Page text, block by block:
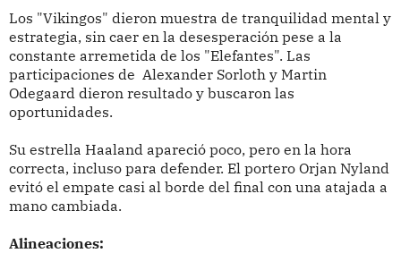
Los "Vikingos" dieron muestra de tranquilidad mental y
estrategia, sin caer en la desesperación pese a la
constante arremetida de los "Elefantes". Las
participaciones de Alexander Sorloth y Martin
Odegaard dieron resultado y buscaron las
oportunidades.
Su estrella Haaland apareció poco, pero en la hora
correcta, incluso para defender. El portero Orjan Nyland
evitó el empate casi al borde del final con una atajada a
mano cambiada.
Alineaciones: